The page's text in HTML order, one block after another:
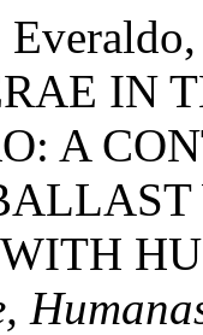
IN
A